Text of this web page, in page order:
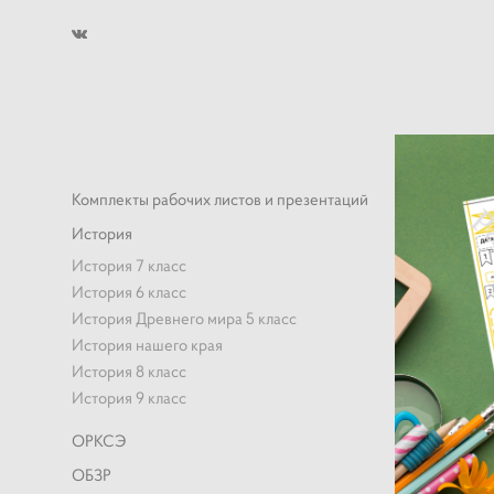
Комплекты рабочих листов и презентаций
История
История 7 класс
История 6 класс
История Древнего мира 5 класс
История нашего края
История 8 класс
История 9 класс
ОРКСЭ
ОБЗР